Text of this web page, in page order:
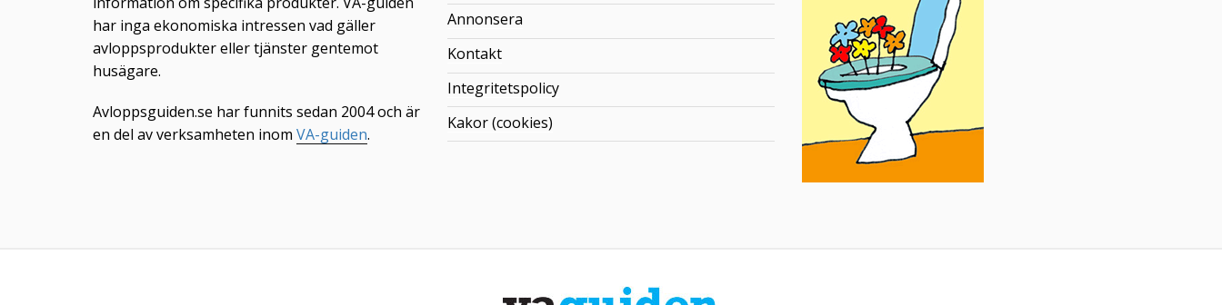
har inga ekonomiska intressen vad gäller
avloppsprodukter eller tjänster gentemot
husägare.
Avloppsguiden.se har funnits sedan 2004 och är
en del av verksamheten inom VA-guiden.
Annonsera
Kontakt
Integritetspolicy
Kakor (cookies)